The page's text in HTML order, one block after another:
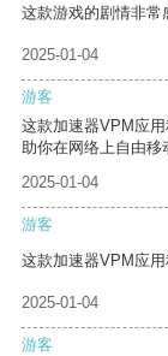
这款游戏的剧情非常
2025-01-04
游客
这款加速器VPM应
助你在网络上自由移
2025-01-04
游客
这款加速器VPM应
2025-01-04
游客